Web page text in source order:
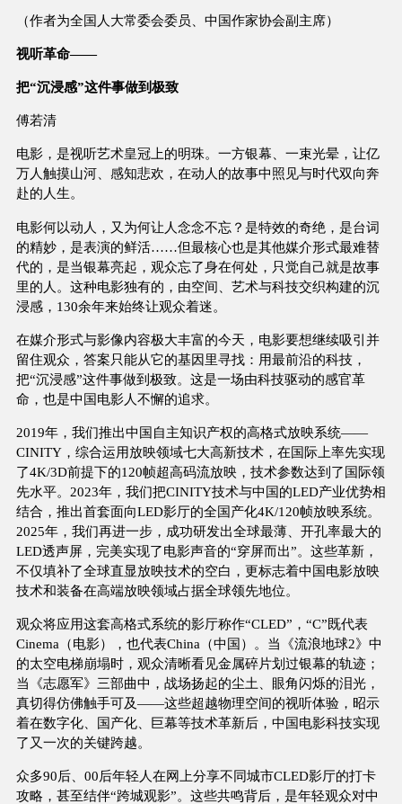
（作者为全国人大常委会委员、中国作家协会副主席）
视听革命——
把“沉浸感”这件事做到极致
傅若清
电影，是视听艺术皇冠上的明珠。一方银幕、一束光晕，让亿
万人触摸山河、感知悲欢，在动人的故事中照见与时代双向奔
赴的人生。
电影何以动人，又为何让人念念不忘？是特效的奇绝，是台词
的精妙，是表演的鲜活……但最核心也是其他媒介形式最难替
代的，是当银幕亮起，观众忘了身在何处，只觉自己就是故事
里的人。这种电影独有的，由空间、艺术与科技交织构建的沉
浸感，130余年来始终让观众着迷。
在媒介形式与影像内容极大丰富的今天，电影要想继续吸引并
留住观众，答案只能从它的基因里寻找：用最前沿的科技，
把“沉浸感”这件事做到极致。这是一场由科技驱动的感官革
命，也是中国电影人不懈的追求。
2019年，我们推出中国自主知识产权的高格式放映系统——
CINITY，综合运用放映领域七大高新技术，在国际上率先实现
了4K/3D前提下的120帧超高码流放映，技术参数达到了国际领
先水平。2023年，我们把CINITY技术与中国的LED产业优势相
结合，推出首套面向LED影厅的全国产化4K/120帧放映系统。
2025年，我们再进一步，成功研发出全球最薄、开孔率最大的
LED透声屏，完美实现了电影声音的“穿屏而出”。这些革新，
不仅填补了全球直显放映技术的空白，更标志着中国电影放映
技术和装备在高端放映领域占据全球领先地位。
观众将应用这套高格式系统的影厅称作“CLED”，“C”既代表
Cinema（电影），也代表China（中国）。当《流浪地球2》中
的太空电梯崩塌时，观众清晰看见金属碎片划过银幕的轨迹；
当《志愿军》三部曲中，战场扬起的尘土、眼角闪烁的泪光，
真切得仿佛触手可及——这些超越物理空间的视听体验，昭示
着在数字化、国产化、巨幕等技术革新后，中国电影科技实现
了又一次的关键跨越。
众多90后、00后年轻人在网上分享不同城市CLED影厅的打卡
攻略，甚至结伴“跨城观影”。这些共鸣背后，是年轻观众对中